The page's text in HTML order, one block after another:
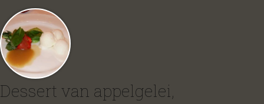
Dessert van appelgelei,